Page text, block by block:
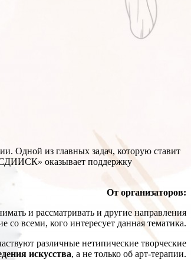
Одной из главных задач, которую ставит
оказывает поддержку
От организаторов:
и рассматривать и другие направления
со всеми, кого интересует данная тематика.
различные нетипические творческие
искусства, а не только об арт-терапии.